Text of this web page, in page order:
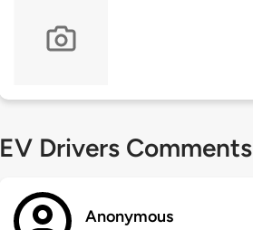
EV Drivers Comments
Anonymous